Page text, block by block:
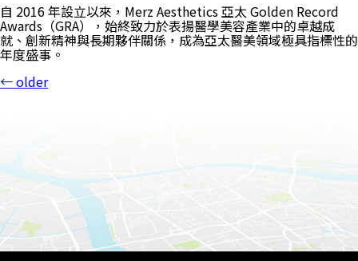
自 2016 年設立以來，Merz Aesthetics 亞太 Golden Record
Awards（GRA），始終致力於表揚醫學美容產業中的卓越成
就、創新精神與長期夥伴關係，成為亞太醫美領域極具指標性的
年度盛事。
←older